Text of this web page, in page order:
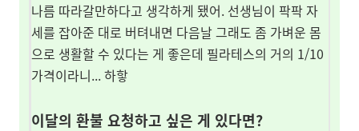
나름 따라갈만하다고 생각하게 됐어. 선생님이 팍팍 자
세를 잡아준 대로 버텨내면 다음날 그래도 좀 가벼운 몸
으로 생활할 수 있다는 게 좋은데 필라테스의 거의 1/10
가격이라니... 하핳
이달의 환불 요청하고 싶은 게 있다면?